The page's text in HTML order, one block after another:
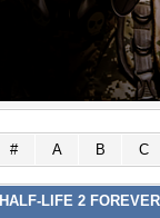
# A B C
HALF-LIFE 2